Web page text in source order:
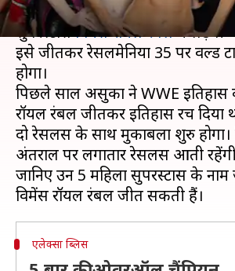
रविवार को स्मैकडाउन और रॉ से कुल
सुपरस्टार्सविमेंस रॉयल रंबलमें लड़ेंगी
इसे जीतकर रेसलमेनिया 35 पर वर्ल्ड
होगा।
पिछले साल असुका ने WWE इतिहास
रॉयल रंबल जीतकर इतिहास रच दिया
दो रेसलर्स के साथ मुकाबला शुरु होगा।
अंतराल पर लगातार रेसलर्स आती
जानिए उन 5 महिला सुपरस्टार्स के
एलेक्सा ब्लिस